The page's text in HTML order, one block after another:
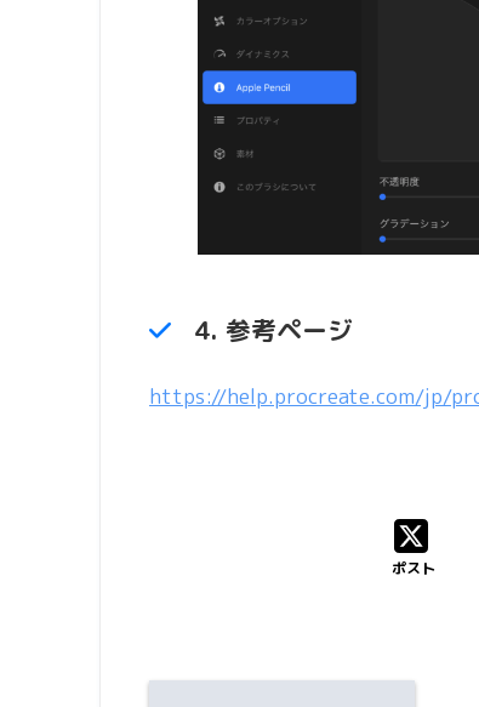
4. 参考ページ
https://help.procreate.com/jp/
ポスト